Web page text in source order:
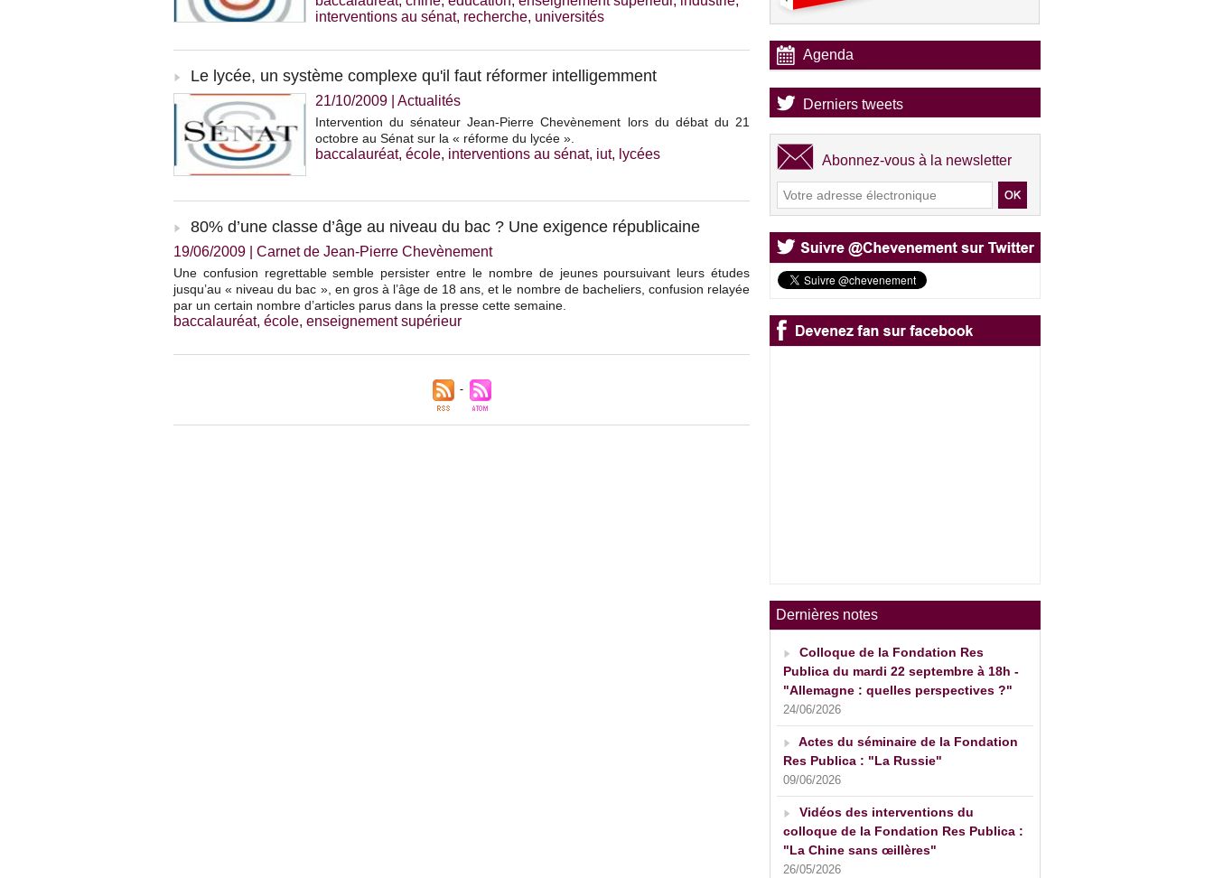
interventions au sénat, recherche, universités
Le lycée, un système complexe qu'il faut réformer intelligemment
21/10/2009 Actualités
Intervention du sénateur Jean-Pierre Chevènement lors du débat du 21
octobre au Sénat sur la « réforme du lycée ».
baccalauréat, école, interventions au sénat, iut, lycées
80% d’une classe d’âge au niveau du bac ? Une exigence républicaine
19/06/2009 Carnet de Jean-Pierre Chevènement
Une confusion regrettable semble persister entre le nombre de jeunes poursuivant leurs études
jusqu’au « niveau du bac », en gros à l’âge de 18 ans, et le nombre de bacheliers, confusion relayée
par un certain nombre d’articles parus dans la presse cette semaine.
baccalauréat, école, enseignement supérieur
Agenda
Derniers tweets
Abonnez-vous à la newsletter
Dernières notes
Colloque de la Fondation Res
Publica du mardi 22 septembre à 18h -
"Allemagne : quelles perspectives ?"
24/06/2026
Actes du séminaire de la Fondation
Res Publica : "La Russie"
09/06/2026
Vidéos des interventions du
colloque de la Fondation Res Publica :
"La Chine sans œillères"
26/05/2026